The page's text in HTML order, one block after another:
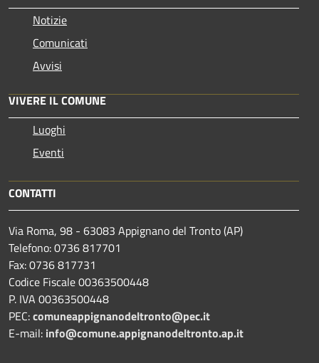
Notizie
Comunicati
Avvisi
VIVERE IL COMUNE
Luoghi
Eventi
CONTATTI
Via Roma, 98 - 63083 Appignano del Tronto (AP)
Telefono: 0736 817701
Fax: 0736 817731
Codice Fiscale 00363500448
P. IVA 00363500448
PEC:comuneappignanodeltronto@pec.it
E-mail: info@comune.appignanodeltronto.ap.it